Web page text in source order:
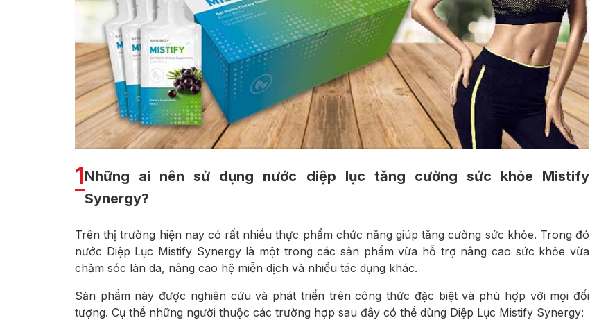
1Những ai nên sử dụng nước diệp lục tăng cường sức khỏe Mistify
Synergy?
Trên thị trường hiện nay có rất nhiều thực phẩm chức năng giúp tăng cường sức khỏe. Trong đó
nước Diệp Lục Mistify Synergy là một trong các sản phẩm vừa hỗ trợ nâng cao sức khỏe vừa
chăm sóc làn da, nâng cao hệ miễn dịch và nhiều tác dụng khác.
Sản phẩm này được nghiên cứu và phát triển trên công thức đặc biệt và phù hợp với mọi đối
tượng. Cụ thể những người thuộc các trường hợp sau đây có thể dùng Diệp Lục Mistify Synergy: